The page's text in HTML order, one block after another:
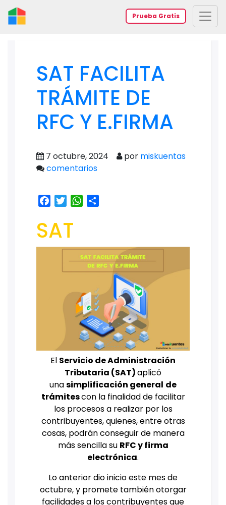
Prueba Gratis
SAT FACILITA
TRÁMITE DE
RFC Y E.FIRMA
7 octubre, 2024 por miskuentas
comentarios
Facebook
TwitterWhatsApp
SAT
El Servicio de Administración
Tributaria (SAT)aplicó
unasimplificación general de
trámitescon la finalidad de facilitar
los procesos a realizar por los
contribuyentes, quienes, entre otras
cosas, podrán conseguir de manera
más sencilla su RFC y firma
electrónica.
Lo anterior dio inicio este mes de
octubre, y promete también otorgar
facilidades a los contribuyentes que